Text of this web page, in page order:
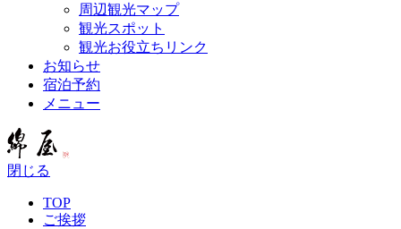
周辺観光マップ
観光スポット
観光お役立ちリンク
お知らせ
宿泊予約
メニュー
閉じる
TOP
ご挨拶